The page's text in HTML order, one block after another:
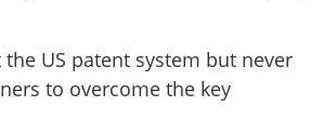
US patent system but never
to overcome the key